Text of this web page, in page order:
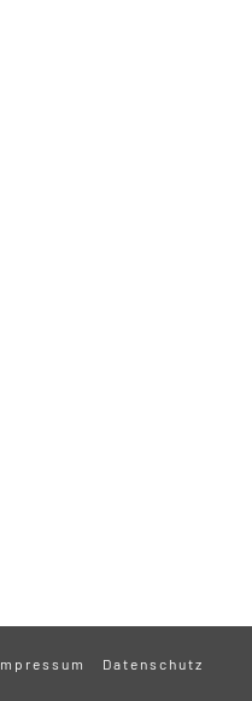
Datenschutz